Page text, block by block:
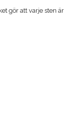
gör att varje sten är